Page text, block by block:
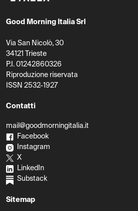
Good Morning Italia Srl
Via San Nicolò, 30
34121 Trieste
P.I. 01242860326
Riproduzione riservata
ISSN 2532-1927
Contatti
mail@goodmorningitalia.it
Facebook
Instagram
X
LinkedIn
Substack
Sitemap